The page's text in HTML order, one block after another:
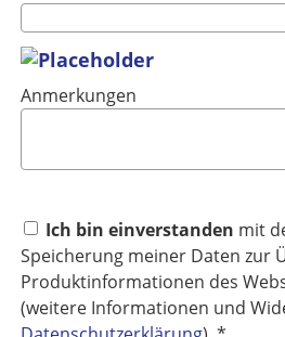
Anmerkungen
Ich bin einverstanden mit
Speicherung meiner Daten zur
Produktinformationen des
(weitere Informationen und